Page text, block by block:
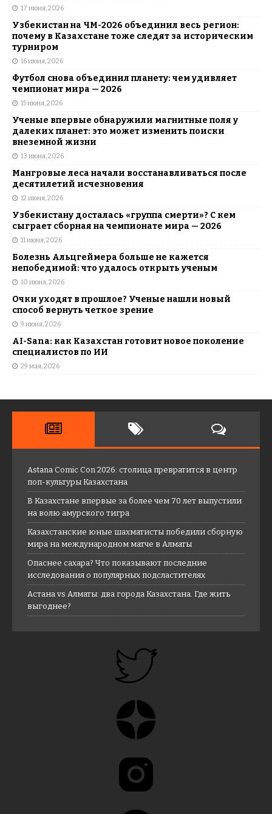
17 июня, 2026
Узбекистан на ЧМ-2026 объединил весь регион:
почему в Казахстане тоже следят за историческим
турниром
16 июня, 2026
Футбол снова объединил планету: чем удивляет
чемпионат мира — 2026
15 июня, 2026
Ученые впервые обнаружили магнитные поля у
далеких планет: это может изменить поиски
внеземной жизни
13 июня, 2026
Мангровые леса начали восстанавливаться после
десятилетий исчезновения
12 июня, 2026
Узбекистану досталась «группа смерти»? С кем
сыграет сборная на чемпионате мира — 2026
11 июня, 2026
Болезнь Альцгеймера больше не кажется
непобедимой: что удалось открыть ученым
10 июня, 2026
Очки уходят в прошлое? Ученые нашли новый
способ вернуть четкое зрение
9 июня, 2026
AI-Sana: как Казахстан готовит новое поколение
специалистов по ИИ
29 мая, 2026
Astana Comic Con 2026: столица превратится в центр
поп-культуры Казахстана
В Казахстане впервые за более чем 70 лет выпустили
на волю амурского тигра
Казахстанские юные шахматисты победили сборную
мира на международном матче в Алматы
Опаснее сахара? Что показывают последние
исследования о популярных подсластителях
Астана vs Алматы: два города Казахстана. Где жить
выгоднее?